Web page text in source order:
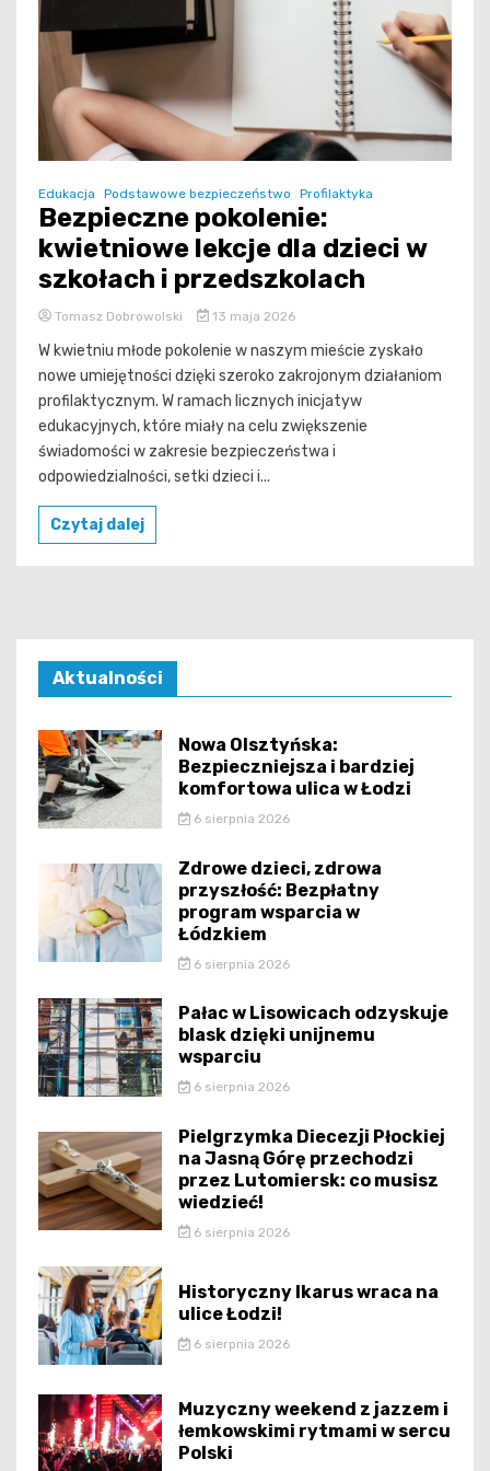
Edukacja Podstawowe bezpieczeństwo Profilaktyka
Bezpieczne pokolenie:
kwietniowe lekcje dla dzieci w
szkołach i przedszkolach
Tomasz Dobrowolski 13 maja 2026
W kwietniu młode pokolenie w naszym mieście zyskało
nowe umiejętności dzięki szeroko zakrojonym działaniom
profilaktycznym. W ramach licznych inicjatyw
edukacyjnych, które miały na celu zwiększenie
świadomości w zakresie bezpieczeństwa i
odpowiedzialności, setki dzieci i...
Czytaj dalej
Aktualności
Nowa Olsztyńska:
Bezpieczniejsza i bardziej
komfortowa ulica w Łodzi
6 sierpnia 2026
Zdrowe dzieci, zdrowa
przyszłość: Bezpłatny
program wsparcia w
Łódzkiem
6 sierpnia 2026
Pałac w Lisowicach odzyskuje
blask dzięki unijnemu
wsparciu
6 sierpnia 2026
Pielgrzymka Diecezji Płockiej
na Jasną Górę przechodzi
przez Lutomiersk: co musisz
wiedzieć!
6 sierpnia 2026
Historyczny Ikarus wraca na
ulice Łodzi!
6 sierpnia 2026
Muzyczny weekend z jazzem i
łemkowskimi rytmami w sercu
Polski